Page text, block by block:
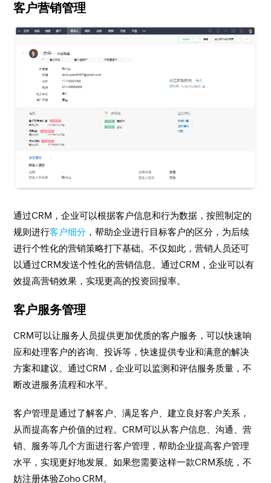
客户营销管理
通过CRM，企业可以根据客户信息和行为数据，按照制定的
规则进行客户细分 ，帮助企业进行目标客户的区分，为后续
进行个性化的营销策略打下基础。不仅如此，营销人员还可
以通过CRM发送个性化的营销信息。通过CRM，企业可以有
效提高营销效果，实现更高的投资回报率。
客户服务管理
CRM可以让服务人员提供更加优质的客户服务，可以快速响
应和处理客户的咨询、投诉等，快速提供专业和满意的解决
方案和建议。通过CRM，企业可以监测和评估服务质量，不
断改进服务流程和水平。
客户管理是通过了解客户、满足客户、建立良好客户关系，
从而提高客户价值的过程。CRM可以从客户信息、沟通、营
销、服务等几个方面进行客户管理，帮助企业提高客户管理
水平，实现更好地发展。如果您需要这样一款CRM系统，不
妨注册体验Zoho CRM。